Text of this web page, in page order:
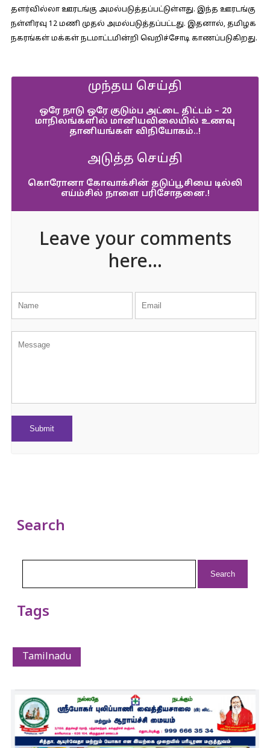
தளர்வில்லா ஊரடங்கு அமல்படுத்தப்பட்டுள்ளது. இந்த ஊரடங்கு
நள்ளிரவு 12 மணி முதல் அமல்படுத்தப்பட்டது. இதனால், தமிழக
நகரங்கள் மக்கள் நடமாட்டமின்றி வெறிச்சோடி காணப்படுகிறது.
முந்தய செய்தி
ஒரே நாடு ஒரே குடும்ப அட்டை திட்டம் – 20
மாநிலங்களில் மானியவிலையில் உணவு
தானியங்கள் விநியோகம்..!
அடுத்த செய்தி
கொரோனா கோவாக்சின் தடுப்பூசியை டில்லி
எய்ம்சில் நாளை பரிசோதனை.!
Leave your comments
here...
Search
Tags
Tamilnadu